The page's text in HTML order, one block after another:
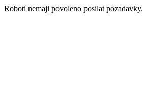
Roboti nemaji povoleno posilat pozadavky.